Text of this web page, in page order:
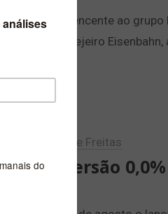
marca pertencente ao
Mestre Cervejeiro
Carlos Felipe Freitas
lança versão